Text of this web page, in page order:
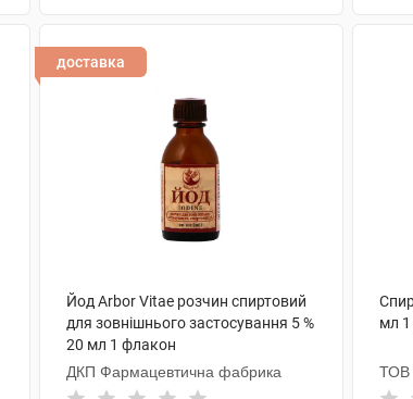
доставка
Йод Arbor Vitae розчин спиртовий
для зовнішнього застосування 5 %
20 мл 1 флакон
ДКП Фармацевтична фабрика
мл
ТОВ